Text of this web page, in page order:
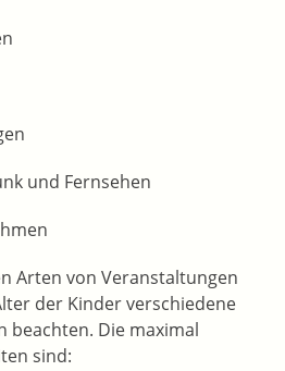
und Fernsehen
Arten von Veranstaltungen
der Kinder verschiedene
beachten. Die maximal
sind: